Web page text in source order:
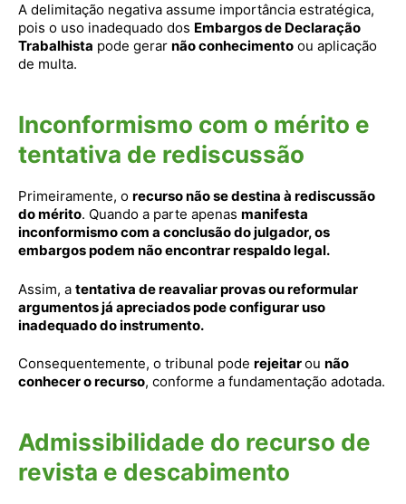
A delimitação negativa assume importância estratégica,
pois o uso inadequado dos Embargos de Declaração
Trabalhista pode gerar não conhecimento ou aplicação
de multa.
Inconformismo com o mérito e
tentativa de rediscussão
Primeiramente, o recurso não se destina à rediscussão
do mérito. Quando a parte apenas manifesta
inconformismo com a conclusão do julgador, os
embargos podem não encontrar respaldo legal.
Assim, a tentativa de reavaliar provas ou reformular
argumentos já apreciados pode configurar uso
inadequado do instrumento.
Consequentemente, o tribunal pode rejeitarou não
conhecer o recurso, conforme a fundamentação adotada.
Admissibilidade do recurso de
revista e descabimento